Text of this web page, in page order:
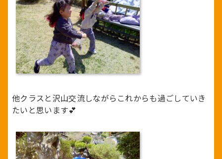
他クラスと沢山交流しながらこれからも過ごしていき
たいと思います💕